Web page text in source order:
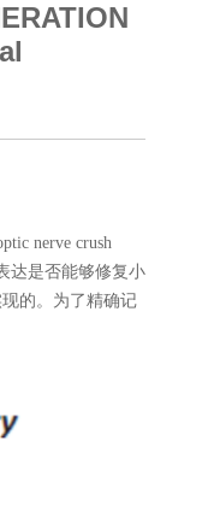
nerve crush
达是否能够修复小
的。为了精确记